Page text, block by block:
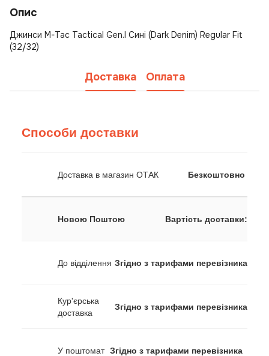
Опис
Джинси M-Tac Tactical Gen.I Сині (Dark Denim) Regular Fit
(32/32)
Доставка Оплата
Способи доставки
Доставка в магазин ОТАК Безкоштовно
Новою Поштою Вартість доставки:
До відділення Згідно з тарифами перевізника
Кур'єрська
доставка
Згідно з тарифами перевізника
У поштомат Згідно з тарифами перевізника